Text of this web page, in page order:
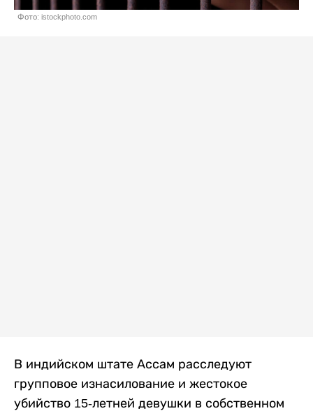
Фото: istockphoto.com
В индийском штате Ассам расследуют
групповое изнасилование и жестокое
убийство 15-летней девушки в собственном